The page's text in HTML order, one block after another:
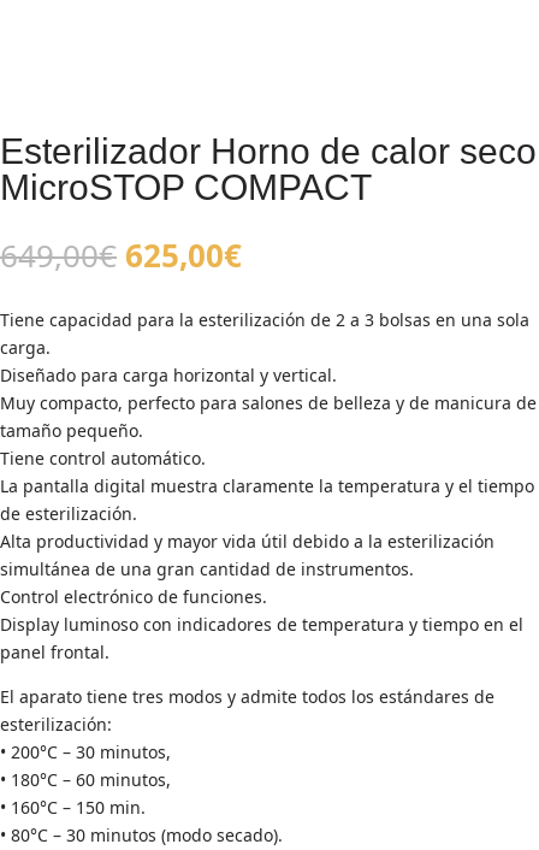
Esterilizador Horno de calor seco
MicroSTOP COMPACT
649,00€ El
precio
original
era:
649,00€.
625,00€El
actual
es:
625,00€.
Tiene capacidad para la esterilización de 2 a 3 bolsas en una sola
carga.
Diseñado para carga horizontal y vertical.
Muy compacto, perfecto para salones de belleza y de manicura de
tamaño pequeño.
Tiene control automático.
La pantalla digital muestra claramente la temperatura y el tiempo
de esterilización.
Alta productividad y mayor vida útil debido a la esterilización
simultánea de una gran cantidad de instrumentos.
Control electrónico de funciones.
Display luminoso con indicadores de temperatura y tiempo en el
panel frontal.
El aparato tiene tres modos y admite todos los estándares de
esterilización:
• 200°C – 30 minutos,
• 180°C – 60 minutos,
• 160°C – 150 min.
• 80°C – 30 minutos (modo secado).